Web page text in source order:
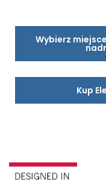
Wybierz
Kup